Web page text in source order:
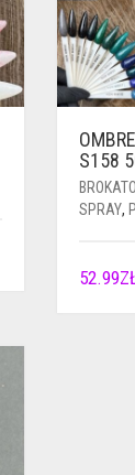
S158
SPRAY,
52.99